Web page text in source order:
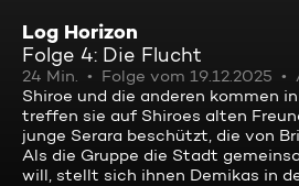
Log Horizon
Folge 4: Die Flucht
24 Min. Folge vom 19.12.2025
Shiroe und die anderen kommen
treffen sie auf Shiroes alten
junge Serara beschützt, die von
Als die Gruppe die Stadt
will, stellt sich ihnen Demikas in